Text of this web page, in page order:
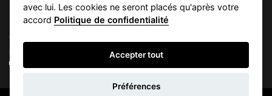
d'informations
Vacation Key Corp. 2905 Point East Drive #L-215. Aventura.
FLORIDA 33160.
avec lui. Les cookies ne seront placés qu'après votre
accord Politique de confidentialité
Accepter tout
Préférences